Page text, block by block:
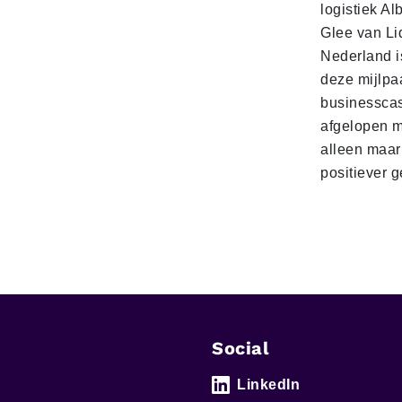
logistiek
Glee van
Nederland
deze
afgelopen
alleen maar
positiever
Social
LinkedIn